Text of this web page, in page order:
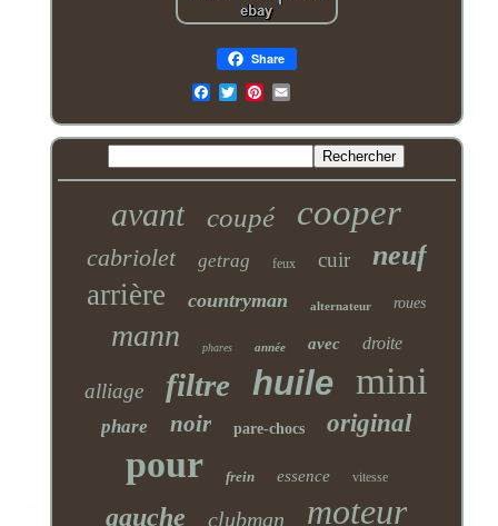
Share
Email
avant coupé cooper
cabriolet getrag feux cuir neuf
arrière countryman alternateur roues
mann phares année avec droite
alliage filtre huile mini
phare noir pare-chocs original
pour frein essence vitesse
gauche clubman moteur